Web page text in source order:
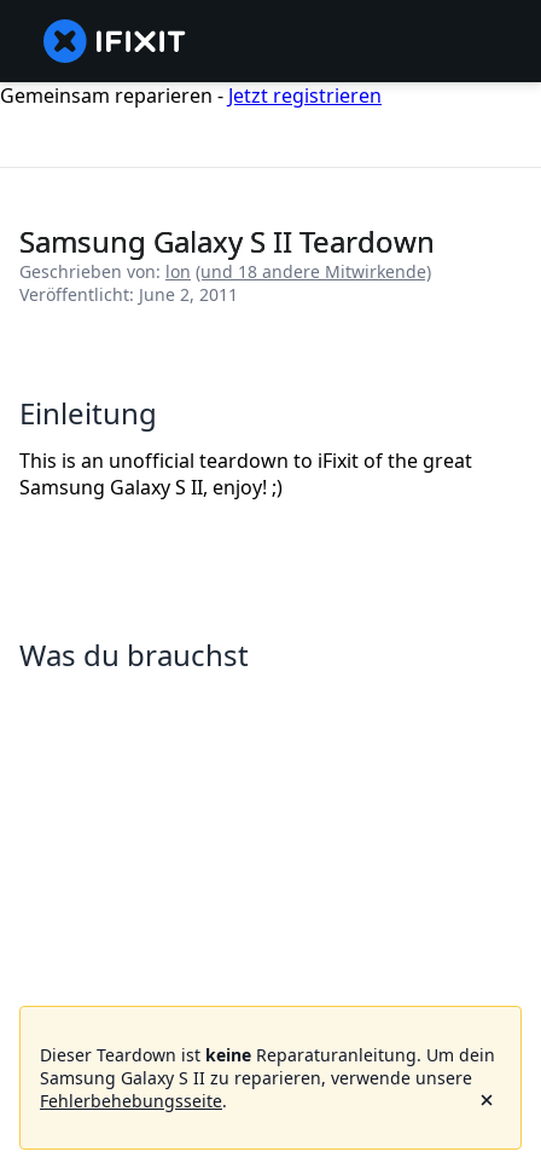
Gemeinsam reparieren - Jetzt registrieren
Samsung Galaxy S II Teardown
Geschrieben von: lon (und 18 andere Mitwirkende)
Veröffentlicht: June 2, 2011
Einleitung
This is an unofficial teardown to iFixit of the great
Samsung Galaxy S II, enjoy! ;)
Was du brauchst
Dieser Teardown ist keine Reparaturanleitung. Um dein
Samsung Galaxy S II zu reparieren, verwende unsere
Fehlerbehebungsseite.